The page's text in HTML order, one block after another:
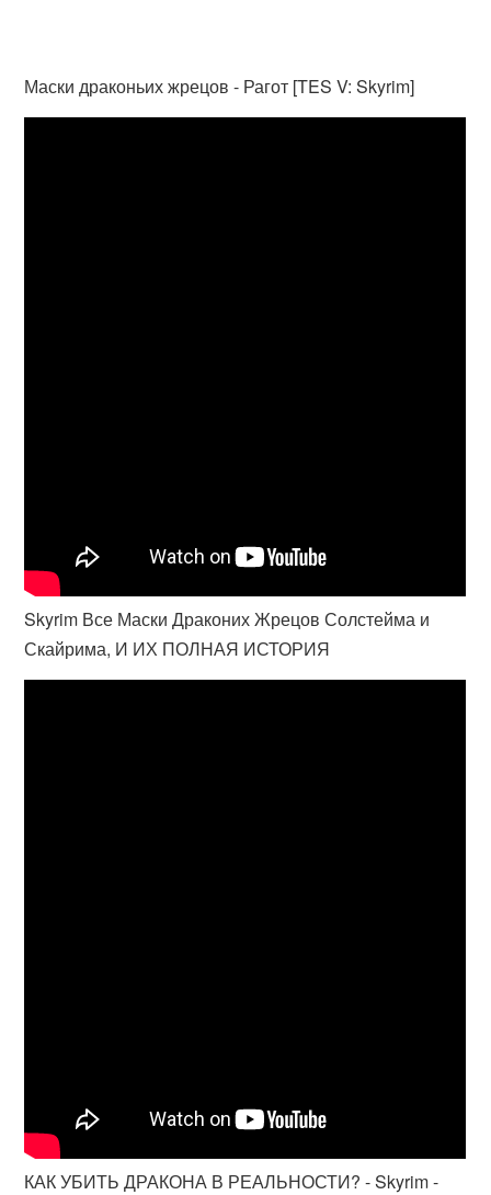
Маски драконьих жрецов - Рагот [TES V: Skyrim]
Skyrim Все Маски Драконих Жрецов Солстейма и
Скайрима, И ИХ ПОЛНАЯ ИСТОРИЯ
КАК УБИТЬ ДРАКОНА В РЕАЛЬНОСТИ? - Skyrim -